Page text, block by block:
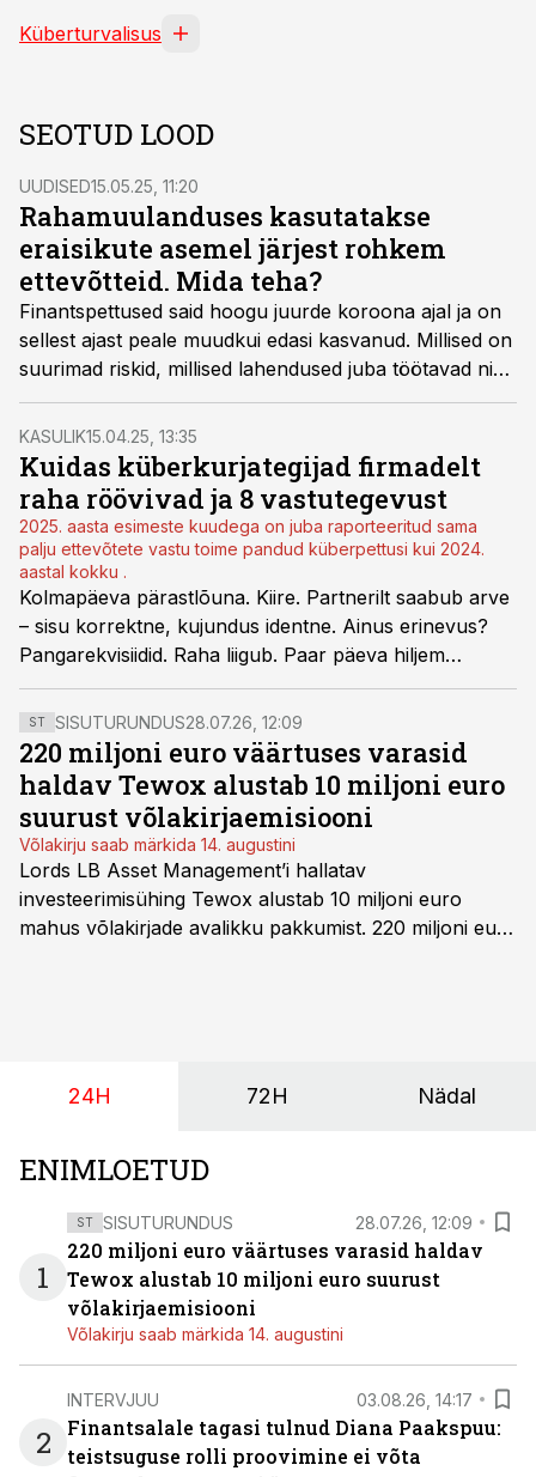
Küberturvalisus
SEOTUD LOOD
UUDISED15.05.25, 11:20
Rahamuulanduses kasutatakse
eraisikute asemel järjest rohkem
ettevõtteid. Mida teha?
Finantspettused said hoogu juurde koroona ajal ja on
sellest ajast peale muudkui edasi kasvanud. Millised on
suurimad riskid, millised lahendused juba töötavad ning
mis roll on pettuste tõkestamises osapooltel – inimesel,
ettevõttel, riigil?
KASULIK15.04.25, 13:35
Kuidas küberkurjategijad firmadelt
raha röövivad ja 8 vastutegevust
2025. aasta esimeste kuudega on juba raporteeritud sama
palju ettevõtete vastu toime pandud küberpettusi kui 2024.
aastal kokku .
Kolmapäeva pärastlõuna. Kiire. Partnerilt saabub arve
– sisu korrektne, kujundus identne. Ainus erinevus?
Pangarekvisiidid. Raha liigub. Paar päeva hiljem
saabub taas arve, aga tagantjärele tarkus, et tulnuks
pangarekvisiitide muutus telefonitsi partneriga üle
kinnitada, enam ei aita. Raha on kadunud digitaalsesse
musta auku.
ST SISUTURUNDUS28.07.26, 12:09
220 miljoni euro väärtuses varasid
haldav Tewox alustab 10 miljoni euro
suurust võlakirjaemisiooni
Võlakirju saab märkida 14. augustini
Lords LB Asset Management’i hallatav
investeerimisühing Tewox alustab 10 miljoni euro
mahus võlakirjade avalikku pakkumist. 220 miljoni euro
24H 72H Nädal
ENIMLOETUD
1
ST SISUTURUNDUS 28.07.26, 12:09
220 miljoni euro väärtuses varasid haldav
Tewox alustab 10 miljoni euro suurust
võlakirjaemisiooni
Võlakirju saab märkida 14. augustini
2
INTERVJUU 03.08.26, 14:17
Finantsalale tagasi tulnud Diana Paakspuu:
teistsuguse rolli proovimine ei võta